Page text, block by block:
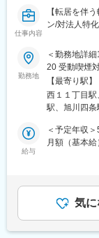
■営業優位性
金融機関に
を持っている
く、相続税
品を展開し
■企業紹介動
https://
■同社の魅力
・安定性：
のリピート
・競合優位
管理を請け
り、この独
仕事内容
【転居を伴
ン/対法人特
■職務概要：
法人の営業
中小企業を
いて提案営
※プロジェク
https://
└大規模テー
■業務詳細：
顧客の財務
ローン組成
勤務地
＜勤務地詳
20 受動喫煙
北海道函館
詳細3＞旭川
策：屋内全面
【最寄り駅】
西１１丁目
駅、旭川四
給与
＜予定年収
月額（基本
安の金額で
(月額)は固定
気に